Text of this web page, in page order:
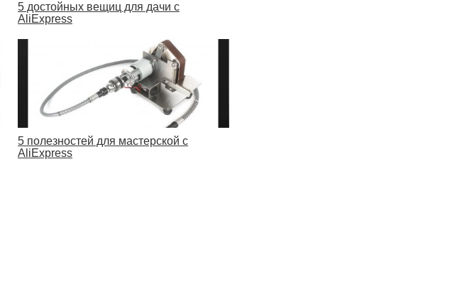
5 достойных вещиц для дачи с
AliExpress
5 полезностей для мастерской с
AliExpress